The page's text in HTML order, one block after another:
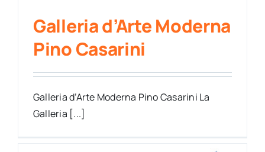
Galleria d’Arte Moderna
Pino Casarini
Galleria d’Arte Moderna Pino Casarini La
Galleria [...]